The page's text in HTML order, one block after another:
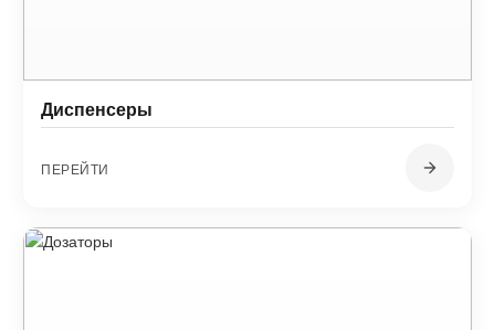
Диспенсеры
ПЕРЕЙТИ